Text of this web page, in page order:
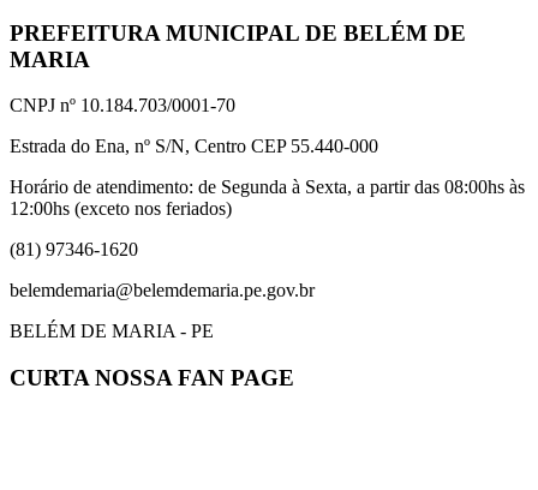
PREFEITURA MUNICIPAL DE BELÉM DE
MARIA
CNPJ nº 10.184.703/0001-70
Estrada do Ena, nº S/N, Centro CEP 55.440-000
Horário de atendimento: de Segunda à Sexta, a partir das 08:00hs às
12:00hs (exceto nos feriados)
(81) 97346-1620
belemdemaria@belemdemaria.pe.gov.br
BELÉM DE MARIA - PE
CURTA NOSSA FAN PAGE